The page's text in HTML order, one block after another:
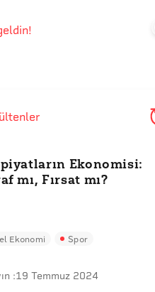
Ekonomisi:
mı, Fırsat mı?
Ekonomi Spor
:19 Temmuz 2024